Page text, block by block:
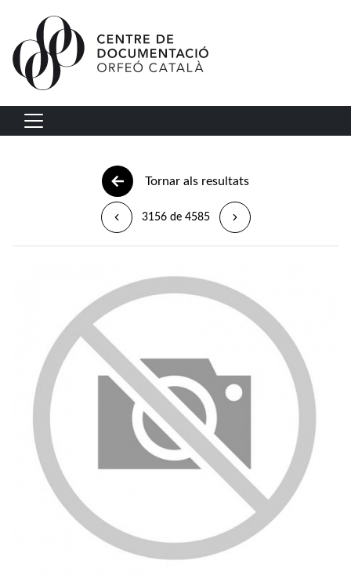
Vés al contingut
Navegació principal
Tornar als resultats
3156 de 4585